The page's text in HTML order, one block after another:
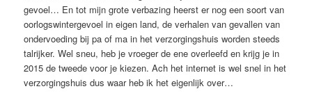
gevoel… En tot mijn grote verbazing heerst er nog een soort van
oorlogswintergevoel in eigen land, de verhalen van gevallen van
ondervoeding bij pa of ma in het verzorgingshuis worden steeds
talrijker. Wel sneu, heb je vroeger de ene overleefd en krijg je in
2015 de tweede voor je kiezen. Ach het internet is wel snel in het
verzorgingshuis dus waar heb ik het eigenlijk over…